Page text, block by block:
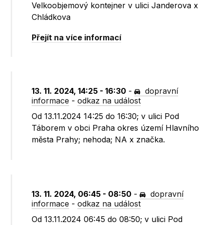
Velkoobjemový kontejner v ulici Janderova x
Chládkova
Přejít na více informací
13. 11. 2024, 14:25 - 16:30 -
dopravní
informace -odkaz na událost
Od 13.11.2024 14:25 do 16:30; v ulici Pod
Táborem v obci Praha okres území Hlavního
města Prahy; nehoda; NA x značka.
13. 11. 2024, 06:45 - 08:50 -
dopravní
informace -odkaz na událost
Od 13.11.2024 06:45 do 08:50; v ulici Pod